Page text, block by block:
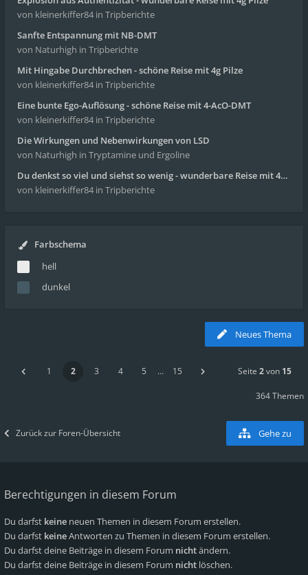
von kleinerkiffer84 in Tripberichte
Sanfte Entspannung mit NB-DMT
von Naturhigh in Tripberichte
Mit Hingabe Durchbrechen - schöne Reise mit 4g Pilze
von kleinerkiffer84 in Tripberichte
Eine bunte Ego-Auflösung - schöne Reise mit 4-AcO-DMT
von kleinerkiffer84 in Tripberichte
Die Wirkungen und Nebenwirkungen von LSD
von Naturhigh in Tryptamine und Ergoline
Du denkst so viel und siehst so wenig - wunderbare Reise mit 4g Pilze
von kleinerkiffer84 in Tripberichte
Farbschema
hell
dunkel
Neues Thema
1 2 3 4 5 … 15 Seite 2von 15
364 Themen
Zurück zur Foren-Übersicht Gehe zu
Berechtigungen in diesem Forum
Du darfst keine neuen Themen in diesem Forum erstellen.
Du darfst keineAntworten zu Themen in diesem Forum erstellen.
Du darfst deine Beiträge in diesem Forum nichtändern.
Du darfst deine Beiträge in diesem Forum nicht löschen.